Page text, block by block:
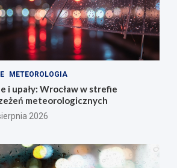
METEOROLOGIA
i upały: Wrocław w strefie
meteorologicznych
2026